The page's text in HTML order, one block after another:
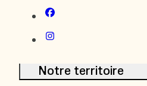
Notre territoire